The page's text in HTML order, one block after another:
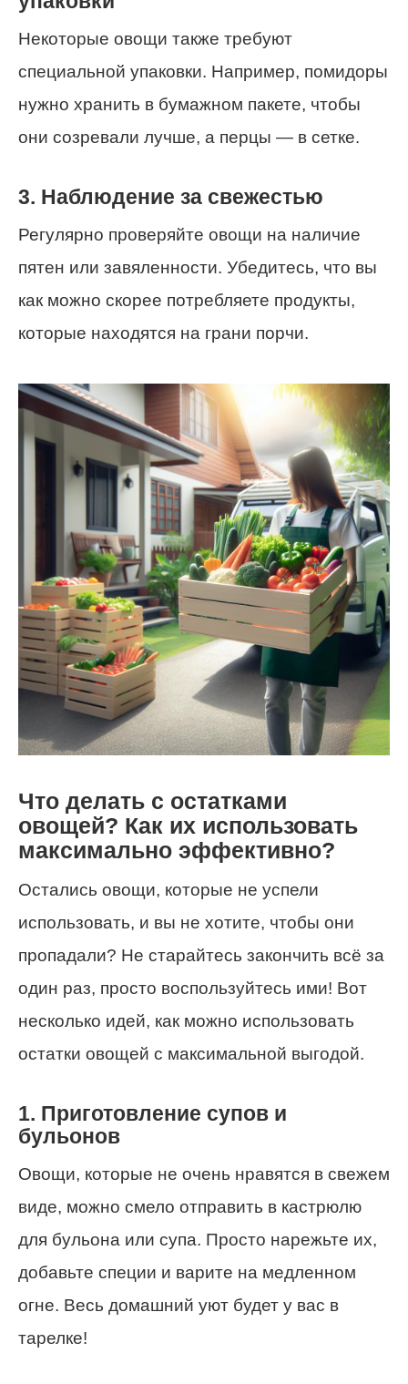
Некоторые овощи также требуют
специальной упаковки. Например, помидоры
нужно хранить в бумажном пакете, чтобы
они созревали лучше, а перцы — в сетке.
3. Наблюдение за свежестью
Регулярно проверяйте овощи на наличие
пятен или завяленности. Убедитесь, что вы
как можно скорее потребляете продукты,
которые находятся на грани порчи.
Что делать с остатками
овощей? Как их использовать
максимально эффективно?
Остались овощи, которые не успели
использовать, и вы не хотите, чтобы они
пропадали? Не старайтесь закончить всё за
один раз, просто воспользуйтесь ими! Вот
несколько идей, как можно использовать
остатки овощей с максимальной выгодой.
1. Приготовление супов и
бульонов
Овощи, которые не очень нравятся в свежем
виде, можно смело отправить в кастрюлю
для бульона или супа. Просто нарежьте их,
добавьте специи и варите на медленном
огне. Весь домашний уют будет у вас в
тарелке!